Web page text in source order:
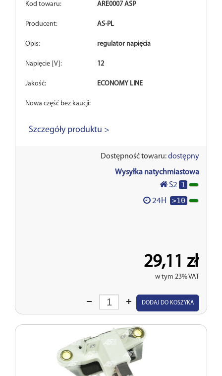
Kod towaru: ARE0007 ASP
Producent: AS-PL
Opis: regulator napięcia
Napięcie [V]: 12
Jakość: ECONOMY LINE
Nowa część bez kaucji:
Szczegóły produktu >
Dostępność towaru:dostępny
Wysyłka natychmiastowa
S2 1
24H >10
29,11 zł
w tym 23% VAT
Wprowadź
DODAJ DO KOSZYKA